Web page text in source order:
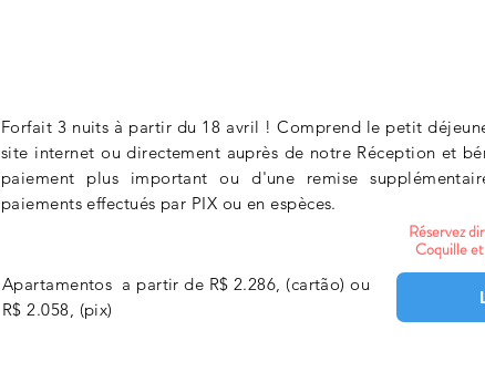
Forfait 3 nuits à partir du 18 avril ! Comprend le petit
site internet ou directement auprès de notre Réception et
paiement plus important ou d'une remise
paiements effectués par PIX ou en espèces.
Réservez
Coquille
Apartamentos a partir de R$ 2.286, (cartão) ou
R$ 2.058, (pix)